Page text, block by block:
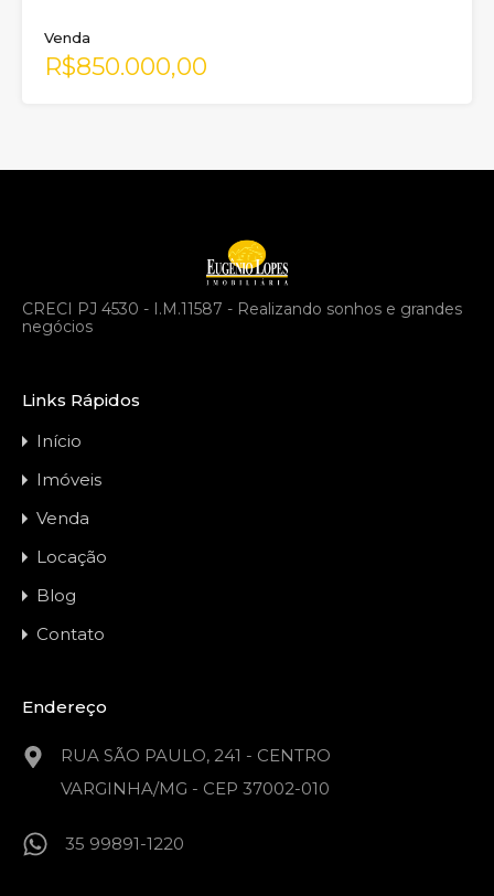
Venda
R$850.000,00
CRECI PJ 4530 - I.M.11587 - Realizando sonhos e grandes
negócios
Links Rápidos
Início
Imóveis
Venda
Locação
Blog
Contato
Endereço
RUA SÃO PAULO, 241 - CENTRO
VARGINHA/MG - CEP 37002-010
35 99891-1220